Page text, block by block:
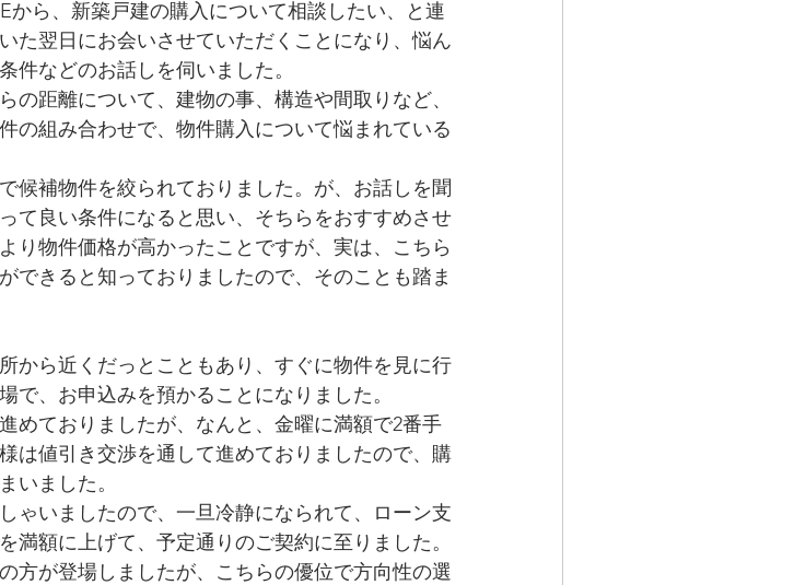
から、新築戸建の購入について相談したい、と連
た翌日にお会いさせていただくことになり、悩ん
件などのお話しを伺いました。
の距離について、建物の事、構造や間取りなど、
の組み合わせで、物件購入について悩まれている
候補物件を絞られておりました。が、お話しを聞
て良い条件になると思い、そちらをおすすめさせ
り物件価格が高かったことですが、実は、こちら
できると知っておりましたので、そのことも踏ま
から近くだっとこともあり、すぐに物件を見に行
で、お申込みを預かることになりました。
めておりましたが、なんと、金曜に満額で2番手
は値引き交渉を通して進めておりましたので、購
いました。
ゃいましたので、一旦冷静になられて、ローン支
満額に上げて、予定通りのご契約に至りました。
方が登場しましたが、こちらの優位で方向性の選